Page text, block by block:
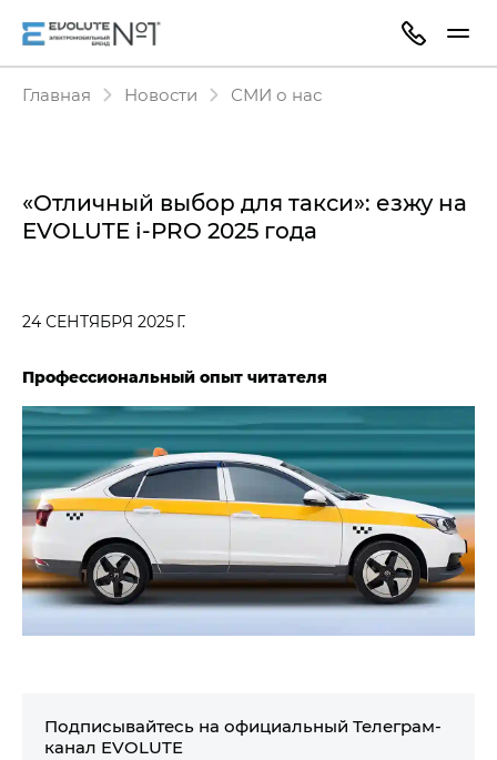
Главная Новости СМИ о нас
«Отличный выбор для такси»: езжу на
EVOLUTE i⁠-⁠PRO​ 2025 года
24 СЕНТЯБРЯ 2025 Г.
Профессиональный опыт читателя
Подписывайтесь на официальный Телеграм-
канал EVOLUTE